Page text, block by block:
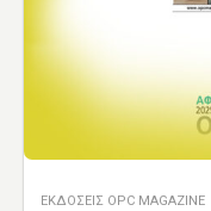
ΕΚΔΟΣΕΙΣ OPC MAGAZINE